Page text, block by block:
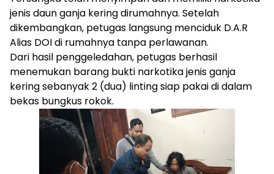
jenis daun ganja kering dirumahnya. Setelah
dikembangkan, petugas langsung menciduk D.A.R
Alias DOI di rumahnya tanpa perlawanan.
Dari hasil penggeledahan, petugas berhasil
menemukan barang bukti narkotika jenis ganja
kering sebanyak 2 (dua) linting siap pakai di dalam
bekas bungkus rokok.